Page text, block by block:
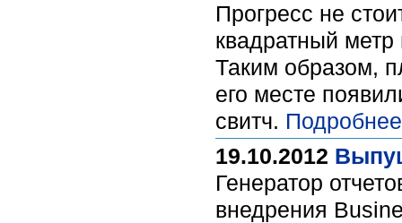
Прогресс не
квадратный метр
Таким образом,
его месте
свитч.
19.10.2012
Генератор
внедрения